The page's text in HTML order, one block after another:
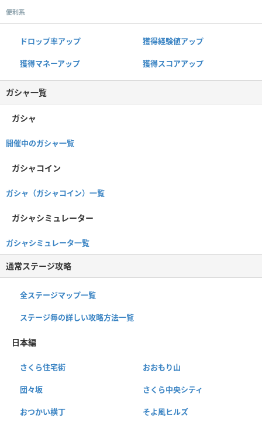
便利系
ドロップ率アップ 獲得経験値アップ
獲得マネーアップ 獲得スコアアップ
ガシャ一覧
ガシャ
開催中のガシャ一覧
ガシャコイン
ガシャ（ガシャコイン）一覧
ガシャシミュレーター
ガシャシミュレータ一覧
通常ステージ攻略
全ステージマップ一覧
ステージ毎の詳しい攻略方法一覧
日本編
さくら住宅街 おおもり山
団々坂 さくら中央シティ
おつかい横丁 そよ風ヒルズ